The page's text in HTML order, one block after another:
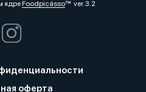
ядреFoodpicássover. 3.2
оферта